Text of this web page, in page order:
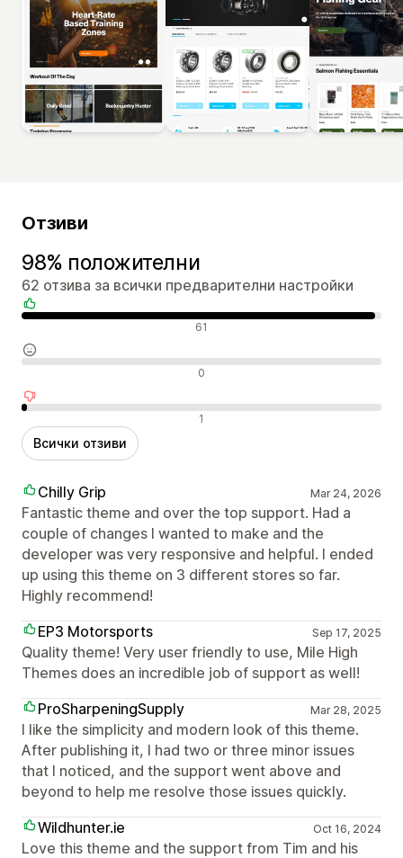
Отзиви
98% положителни
62 отзива за всички предварителни настройки
Положителни отзиви 61
Неутрални отзиви 0
Отрицателни отзиви 1
Всички отзиви
Chilly Grip Mar 24, 2026
Fantastic theme and over the top support. Had a
couple of changes I wanted to make and the
developer was very responsive and helpful. I ended
up using this theme on 3 different stores so far.
Highly recommend!
EP3 Motorsports
Sep 17, 2025
Quality theme! Very user friendly to use, Mile High
Themes does an incredible job of support as well!
ProSharpeningSupply
Mar 28, 2025
I like the simplicity and modern look of this theme.
After publishing it, I had two or three minor issues
that I noticed, and the support went above and
beyond to help me resolve those issues quickly.
Wildhunter.ie
Oct 16, 2024
Love this theme and the support from Tim and his